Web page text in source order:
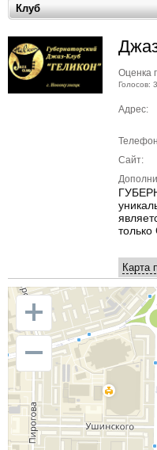
Клуб
Оценка
Голосов:
Адрес:
Сайт:
Карта